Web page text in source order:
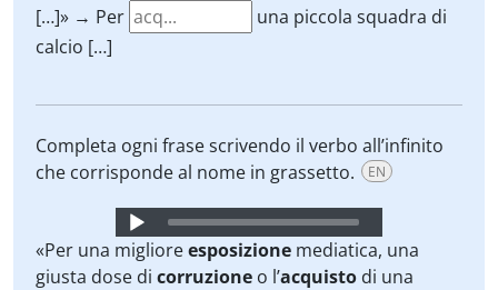
[…]» → Per
una piccola squadra di
calcio […]
Completa ogni frase scrivendo il verbo all’infinito
che corrisponde al nome in grassetto.
EN
Audio
Player
«Per una miglioreesposizione mediatica, una
giusta dose di corruzione o l’acquisto di una